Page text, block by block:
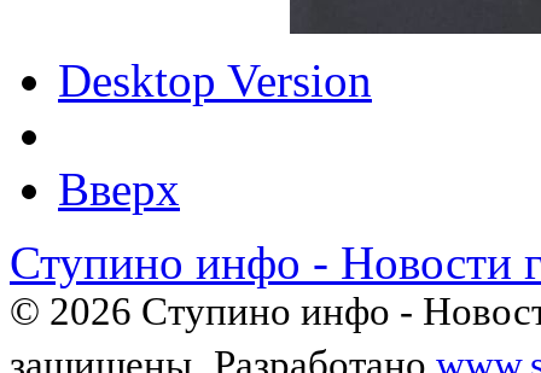
Desktop Version
Вверх
Ступино инфо - Новости
© 2026 Ступино инфо -
защищены. Разработано